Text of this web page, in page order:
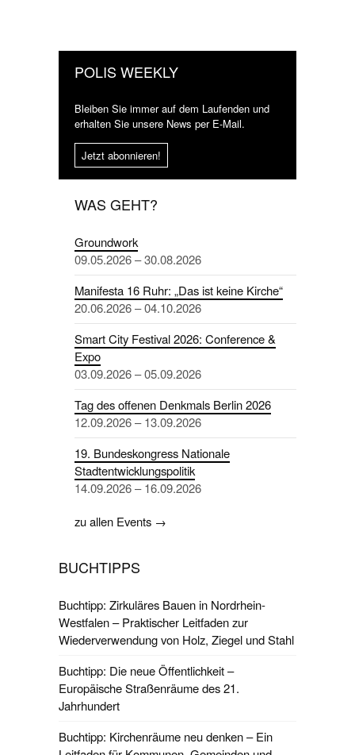
POLIS WEEKLY
Bleiben Sie immer auf dem Laufenden und
erhalten Sie unsere News per E-Mail.
Jetzt abonnieren!
WAS GEHT?
Groundwork
09.05.2026 – 30.08.2026
Manifesta 16 Ruhr: „Das ist keine Kirche“
20.06.2026 – 04.10.2026
Smart City Festival 2026: Conference &
Expo
03.09.2026 – 05.09.2026
Tag des offenen Denkmals Berlin 2026
12.09.2026 – 13.09.2026
19. Bundeskongress Nationale
Stadtentwicklungspolitik
14.09.2026 – 16.09.2026
zu allen Events →
BUCHTIPPS
Buchtipp: Zirkuläres Bauen in Nordrhein-
Westfalen – Praktischer Leitfaden zur
Wiederverwendung von Holz, Ziegel und Stahl
Buchtipp: Die neue Öffentlichkeit –
Europäische Straßenräume des 21.
Jahrhundert
Buchtipp: Kirchenräume neu denken – Ein